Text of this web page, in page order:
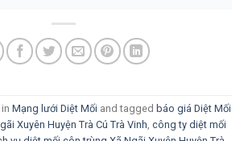
Mạng lưới Diệt Mối and tagged báo giá Diệt Mối
Xuyên Huyện Trà Cú Trà Vinh, công ty diệt mối